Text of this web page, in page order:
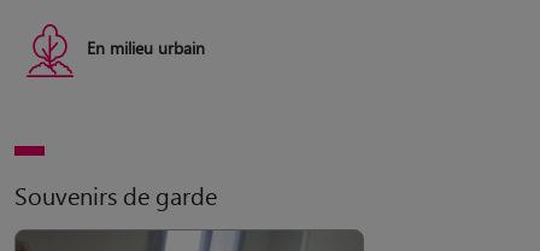
En milieu urbain
Souvenirs de garde